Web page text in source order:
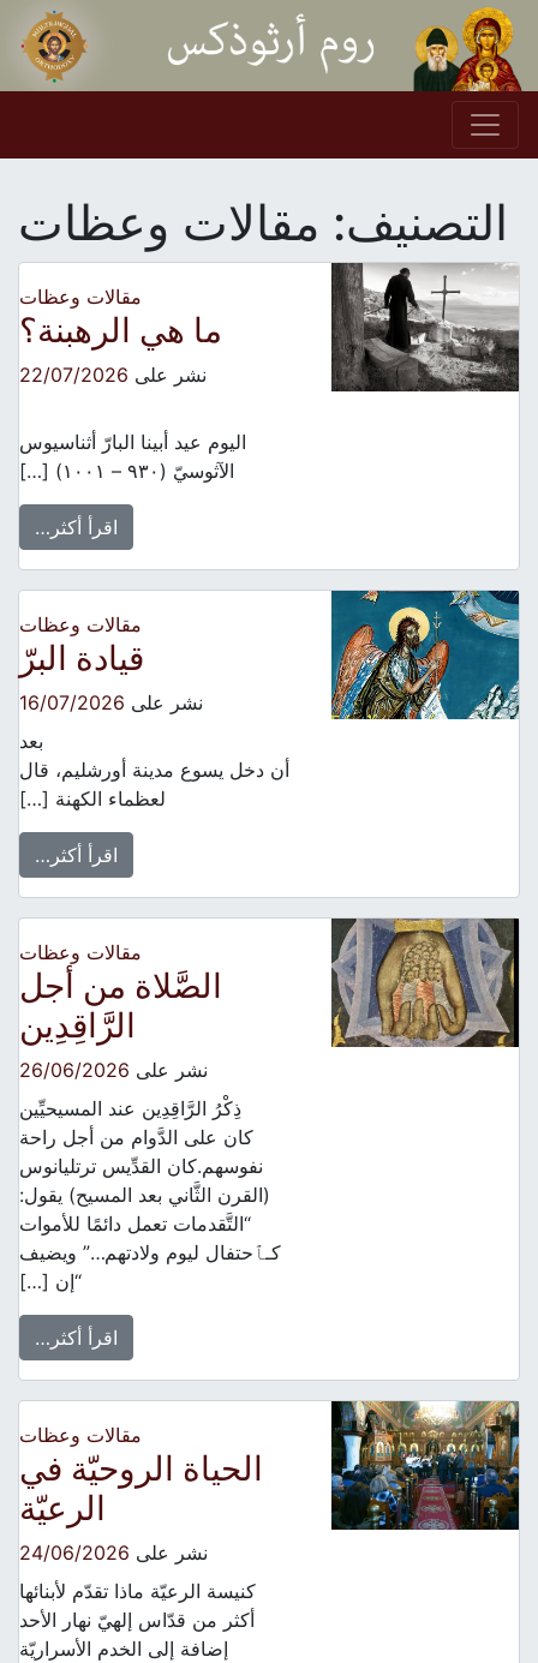
Skip to content
Main Navigation
التصنيف:مقالات وعظات
مقالات وعظات
ما هي الرهبنة؟
نشر على22/07/2026
اليوم عيد أبينا البارّ أثناسيوس
الآثوسيّ (٩٣٠ – ١٠٠١) […]
اقرأ أكثر…
مقالات وعظات
قيادة البرّ
نشر على16/07/2026
بعد
أن دخل يسوع مدينة أورشليم، قال
لعظماء الكهنة […]
اقرأ أكثر…
مقالات وعظات
الصَّلاة من أجل
الرَّاقِدِين
نشر على26/06/2026
ذِكْرُ الرَّاقِدِين عند المسيحيِّين
كان على الدَّوام من أجل راحة
نفوسهم.كان القدِّيس ترتليانوس
(القرن الثَّاني بعد المسيح) يقول:
“التَّقدمات تعمل دائمًا للأموات
كـﭑحتفال ليوم ولادتهم…” ويضيف
“إن […]
اقرأ أكثر…
مقالات وعظات
الحياة الروحيّة في
الرعيّة
نشر على24/06/2026
كنيسة الرعيّة ماذا تقدّم لأبنائها
أكثر من قدّاس إلهيّ نهار الأحد
إضافة إلى الخدم الأسراريّة